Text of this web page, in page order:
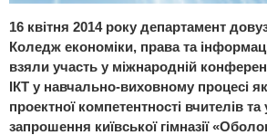
16 квітня 2014 року департамент
Коледж економіки, права та
взяли участь у міжнародній
ІКТ у навчально-виховному процесі
проектної компетентності вчителів та
запрошення київської гімназії